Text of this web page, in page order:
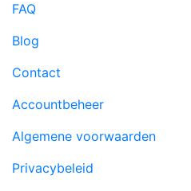
FAQ
Blog
Contact
Accountbeheer
Algemene voorwaarden
Privacybeleid